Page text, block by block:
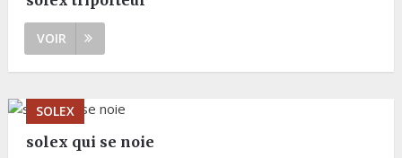
VOIR
SOLEX
solex qui se noie